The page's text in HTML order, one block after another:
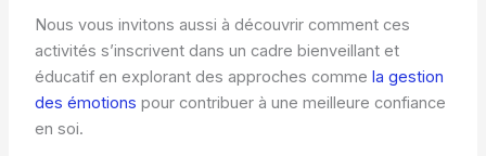
Nous vous invitons aussi à découvrir comment ces
activités s’inscrivent dans un cadre bienveillant et
éducatif en explorant des approches comme la gestion
des émotions pour contribuer à une meilleure confiance
en soi.